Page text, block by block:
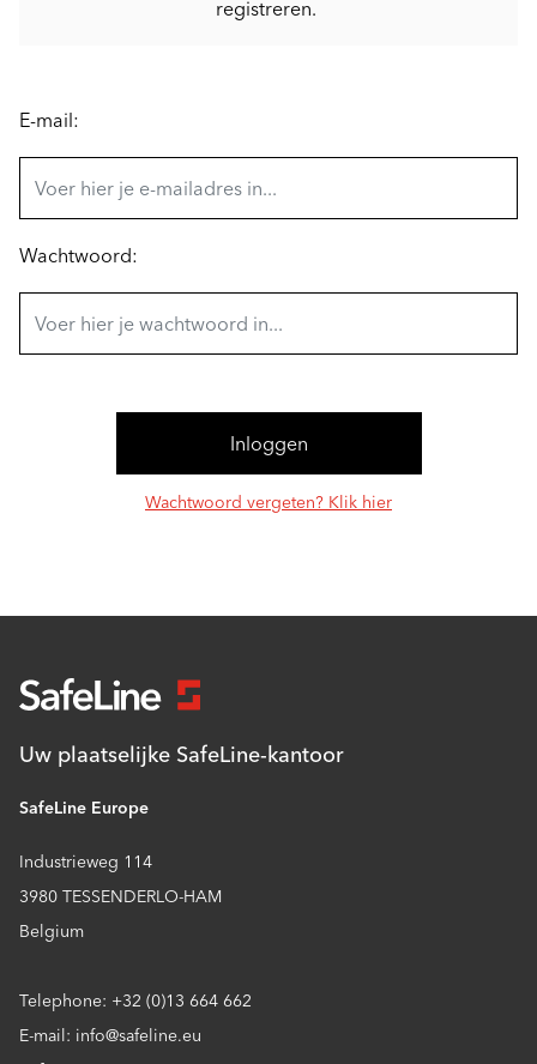
registreren.
E-mail:
Wachtwoord:
Wachtwoord vergeten? Klik hier
Uw plaatselijke SafeLine-kantoor
SafeLine Europe
Industrieweg 114
3980 TESSENDERLO-HAM
Belgium
Telephone: +32 (0)13 664 662
E-mail: info@safeline.eu